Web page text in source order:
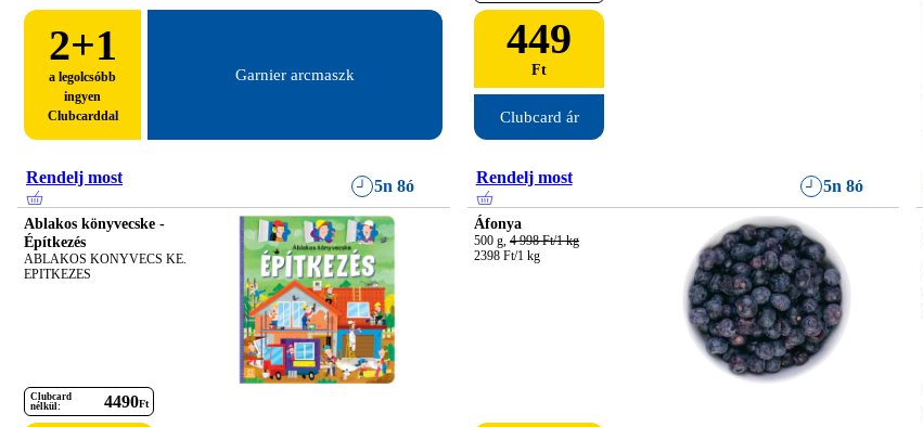
2+1
a legolcsóbb
ingyen
Clubcarddal
Garnier arcmaszk
449
Ft
Clubcard ár
Rendelj most 5n 8ó
Ablakos könyvecske -
Építkezés
ABLAKOS KONYVECS KE.
EPITKEZES
Clubcard
nélkül:
4490Ft
Rendelj most 5n 8ó
Áfonya
500 g, 4 998 Ft/1 kg
2398 Ft/1 kg